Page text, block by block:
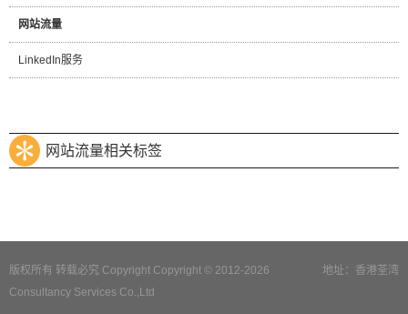
网站流量
LinkedIn服务
网站流量相关标签
地址：香港荃湾
版权所有 转载必究 Copyright Copyright © 2012-2026
Consultancy Services Co.,Ltd